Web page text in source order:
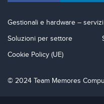
Gestionali e hardware – servizi
Soluzioni per settore
Cookie Policy (UE)
© 2024 Team Memores